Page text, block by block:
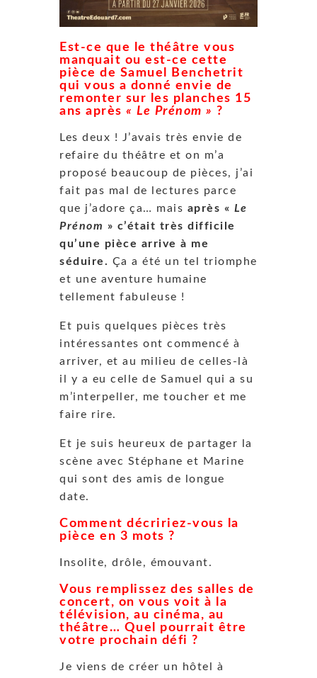
Est-ce que le théâtre vous
manquait ou est-ce cette
pièce de Samuel Benchetrit
qui vous a donné envie de
remonter sur les planches 15
ans après « Le Prénom » ?
Les deux ! J’avais très envie de
refaire du théâtre et on m’a
proposé beaucoup de pièces, j’ai
fait pas mal de lectures parce
que j’adore ça… mais après « Le
Prénom » c’était très difficile
qu’une pièce arrive à me
séduire. Ça a été un tel triomphe
et une aventure humaine
tellement fabuleuse !
Et puis quelques pièces très
intéressantes ont commencé à
arriver, et au milieu de celles-là
il y a eu celle de Samuel qui a su
m’interpeller, me toucher et me
faire rire.
Et je suis heureux de partager la
scène avec Stéphane et Marine
qui sont des amis de longue
date.
Comment décririez-vous la
pièce en 3 mots ?
Insolite, drôle, émouvant.
Vous remplissez des salles de
concert, on vous voit à la
télévision, au cinéma, au
théâtre… Quel pourrait être
votre prochain défi ?
Je viens de créer un hôtel à